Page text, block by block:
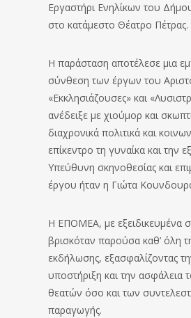
Εργαστήρι Ενηλίκων του
στο κατάμεστο Θέατρο Πέτρας.
Η παράσταση αποτέλεσε μια
σύνθεση των έργων του
«Εκκλησιάζουσες» και
ανέδειξε με χιούμορ και
διαχρονικά πολιτικά και
επίκεντρο τη γυναίκα και την
Υπεύθυνη σκηνοθεσίας και
έργου ήταν η Γιώτα
Η ΕΠΟΜΕΑ, με εξειδικευμένα
βρισκόταν παρούσα καθ’ όλη
εκδήλωσης, εξασφαλίζοντας
υποστήριξη και την ασφάλεια
θεατών όσο και των
παραγωγής.